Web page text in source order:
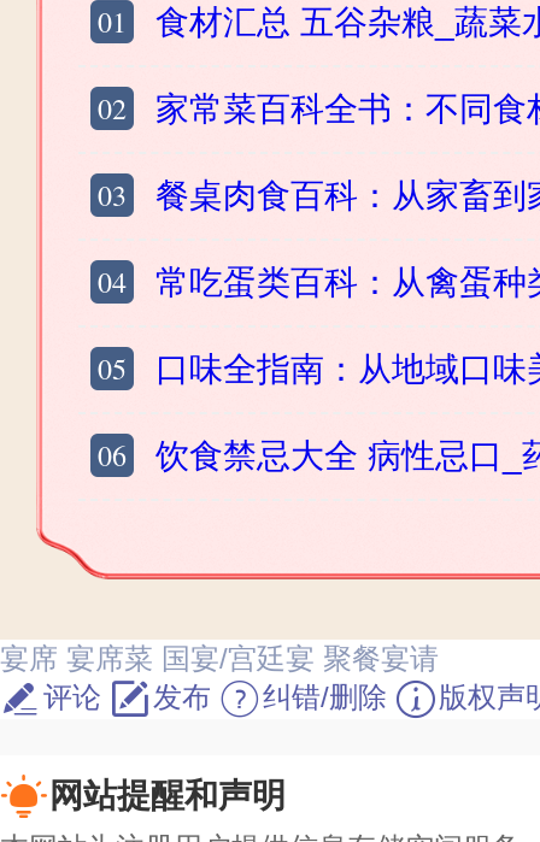
01 食材汇总 五谷杂粮_蔬菜水果_肉禽蛋_水
02 家常菜百科全书：不同食材_风味口感_
03 餐桌肉食百科：从家畜到家禽，读
04 常吃蛋类百科：从禽蛋种类_产地_吃
05 口味全指南：从地域口味美食_家常菜_调
06 饮食禁忌大全 病性忌口_药性忌口_相
宴席 宴席菜 国宴/宫廷宴 聚餐宴请
评论
发布 纠错/删除 版权声
网站提醒和声明